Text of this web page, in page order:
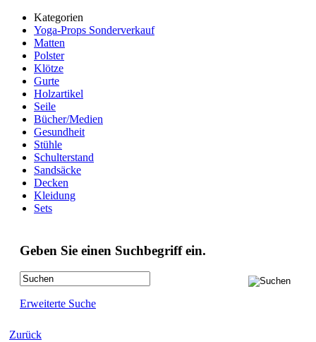
Kategorien
Yoga-Props Sonderverkauf
Matten
Polster
Klötze
Gurte
Holzartikel
Seile
Bücher/Medien
Gesundheit
Stühle
Schulterstand
Sandsäcke
Decken
Kleidung
Sets
Geben Sie einen Suchbegriff ein.
Erweiterte Suche
Zurück